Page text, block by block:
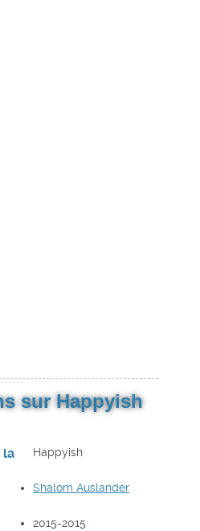
sur Happyish
la
Happyish
Shalom Auslander
2015-2015